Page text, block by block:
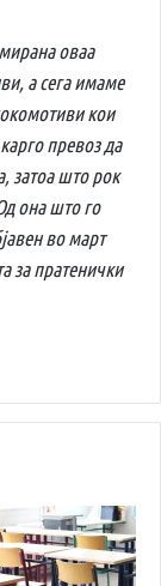
оваа
а сега имаме
кои
превоз да
затоа што рок
она што го
во март
за пратенички